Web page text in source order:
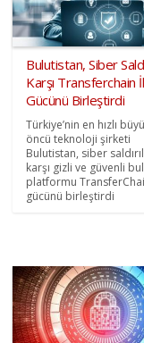
Bulutistan, Siber
Karşı Transferchain
Gücünü Birleştirdi
Türkiye’nin en hızlı
öncü teknoloji şirketi
Bulutistan, siber
karşı gizli ve güvenli
platformu
gücünü birleştirdi